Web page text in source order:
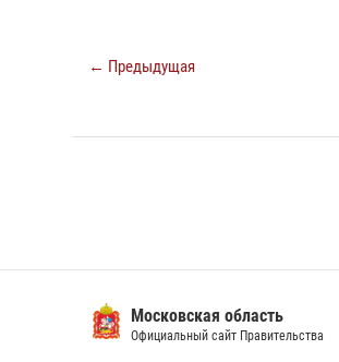
← Предыдущая
Московская область
Официальный сайт Правительства